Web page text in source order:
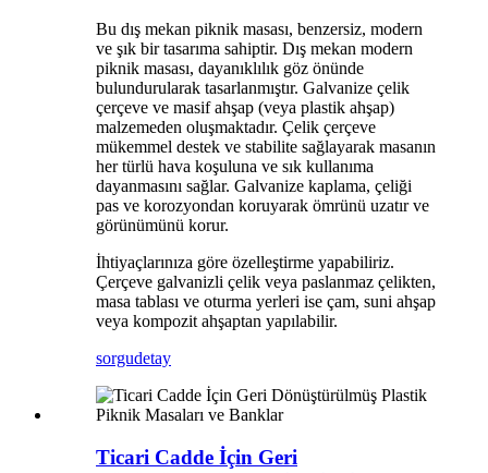
Bu dış mekan piknik masası, benzersiz, modern
ve şık bir tasarıma sahiptir. Dış mekan modern
piknik masası, dayanıklılık göz önünde
bulundurularak tasarlanmıştır. Galvanize çelik
çerçeve ve masif ahşap (veya plastik ahşap)
malzemeden oluşmaktadır. Çelik çerçeve
mükemmel destek ve stabilite sağlayarak masanın
her türlü hava koşuluna ve sık kullanıma
dayanmasını sağlar. Galvanize kaplama, çeliği
pas ve korozyondan koruyarak ömrünü uzatır ve
görünümünü korur.
İhtiyaçlarınıza göre özelleştirme yapabiliriz.
Çerçeve galvanizli çelik veya paslanmaz çelikten,
masa tablası ve oturma yerleri ise çam, suni ahşap
veya kompozit ahşaptan yapılabilir.
sorgudetay
Ticari Cadde İçin Geri